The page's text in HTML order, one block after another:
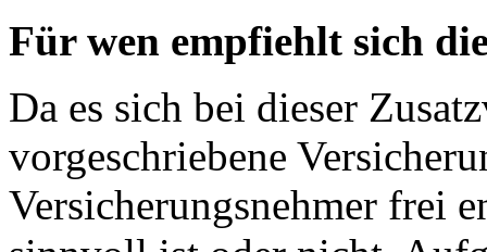
Für wen empfiehlt sich
Da es sich bei dieser
vorgeschriebene
Versicherungsnehmer frei